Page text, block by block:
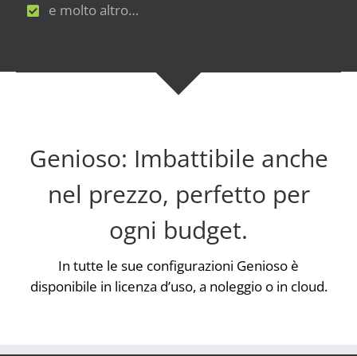
e molto altro…
Genioso: Imbattibile anche
nel prezzo, perfetto per
ogni budget.
In tutte le sue configurazioni Genioso è
disponibile in licenza d’uso, a noleggio o in cloud.